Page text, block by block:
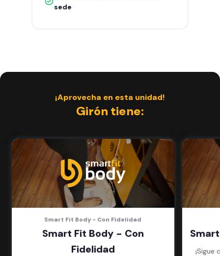
sede
¡Aprovecha en esta unidad!
Girón tiene:
Smart Fit Body - Con Fidelidad
Smart Fit Body - Con
Fidelidad
¡Sigue